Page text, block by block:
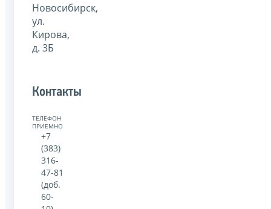
Новосибирск,
ул.
Кирова,
д. 3Б
Контакты
ТЕЛЕФОН
ПРИЕМНОЙ:
+7
(383)
316-
47-81
(доб.
60-